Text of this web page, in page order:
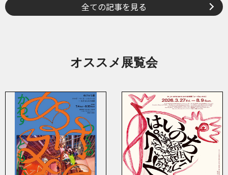
全ての記事を見る
オススメ展覧会